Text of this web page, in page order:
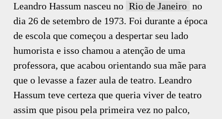
Leandro Hassum nasceu no Rio de Janeiro no
dia 26 de setembro de 1973. Foi durante a época
de escola que começou a despertar seu lado
humorista e isso chamou a atenção de uma
professora, que acabou orientando sua mãe para
que o levasse a fazer aula de teatro. Leandro
Hassum teve certeza que queria viver de teatro
assim que pisou pela primeira vez no palco,